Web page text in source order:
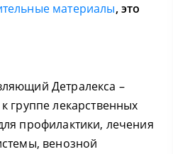
материалы, это
Детралекса –
группе лекарственных
профилактики, лечения
венозной